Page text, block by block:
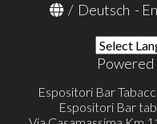
/ Deutsch -
Powered
Espositori Bar
Espositori Bar